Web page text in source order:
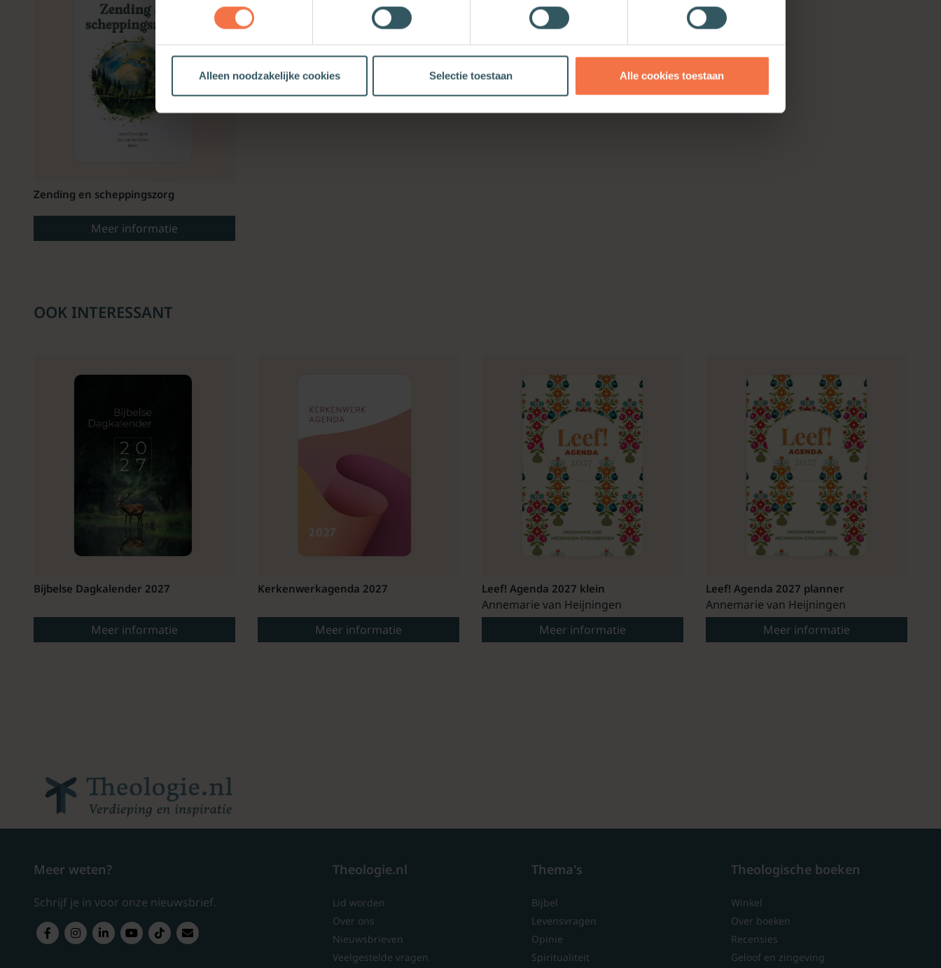
Alleen noodzakelijke cookies Selectie toestaan Alle cookies toestaan
Zending en scheppingszorg
Meer informatie
OOK INTERESSANT
Bijbelse Dagkalender 2027
Meer informatie
Kerkenwerkagenda 2027
Meer informatie
Leef! Agenda 2027 klein
Annemarie van Heijningen
Meer informatie
Leef! Agenda 2027 planner
Annemarie van Heijningen
Meer informatie
Meer weten?
Schrijf je in voor onze nieuwsbrief.
Theologie.nl
Lid worden
Over ons
Nieuwsbrieven
Veelgestelde vragen
Thema's
Bijbel
Levensvragen
Opinie
Spiritualiteit
Theologische boeken
Winkel
Over boeken
Recensies
Geloof en zingeving